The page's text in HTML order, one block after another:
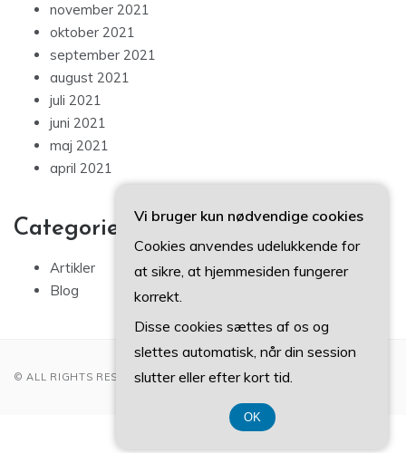
november 2021
oktober 2021
september 2021
august 2021
juli 2021
juni 2021
maj 2021
april 2021
Categories
Artikler
Blog
© ALL RIGHTS RESERVED 2022
Vi bruger kun nødvendige cookies
Cookies anvendes udelukkende for
at sikre, at hjemmesiden fungerer
korrekt.
Disse cookies sættes af os og
slettes automatisk, når din session
slutter eller efter kort tid.
OK